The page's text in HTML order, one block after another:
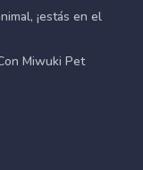
¡estás en el
Miwuki Pet